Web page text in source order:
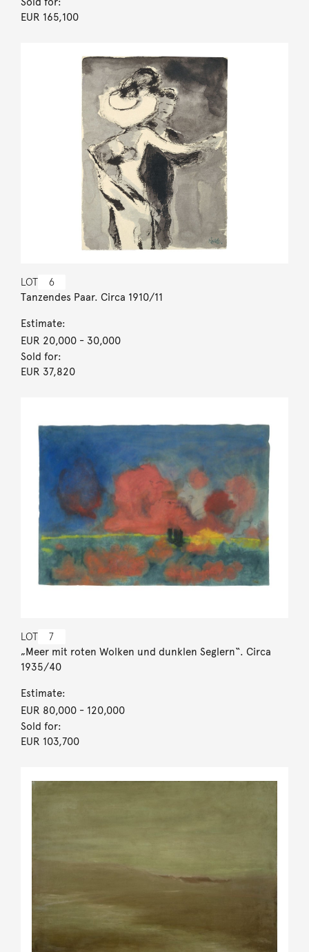
EUR 165,100
LOT 6
Tanzendes Paar. Circa 1910/11
Estimate:
EUR 20,000- 30,000
Sold for:
EUR 37,820
LOT 7
„Meer mit roten Wolken und dunklen Seglern“. Circa
1935/40
Estimate:
EUR 80,000- 120,000
Sold for:
EUR 103,700